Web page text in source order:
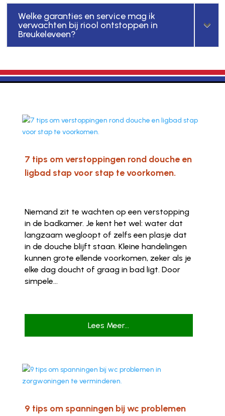
Welke garanties en service mag ik
verwachten bij riool ontstoppen in
Breukeleveen?
7 tips om verstoppingen rond douche en
ligbad stap voor stap te voorkomen.
Niemand zit te wachten op een verstopping
in de badkamer. Je kent het wel: water dat
langzaam wegloopt of zelfs een plasje dat
in de douche blijft staan. Kleine handelingen
kunnen grote ellende voorkomen, zeker als je
elke dag doucht of graag in bad ligt. Door
simpele...
Lees Meer...
9 tips om spanningen bij wc problemen